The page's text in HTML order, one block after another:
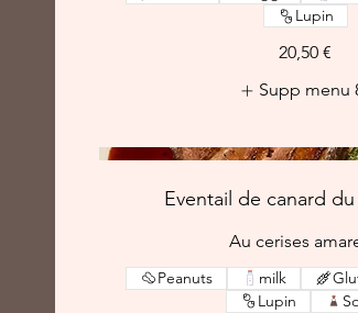
20,50 €
Lupin
Supp menu
Eventail de canard
Au cerises
Peanuts milk
Lupin